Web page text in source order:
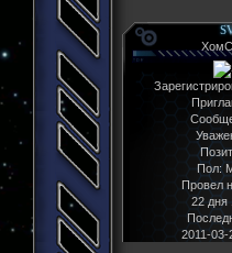
Пол:
Провел
22 дня
2011-03-